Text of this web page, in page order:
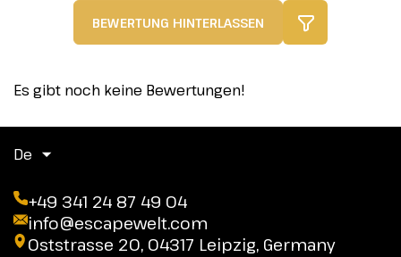
BEWERTUNG HINTERLASSEN
Es gibt noch keine Bewertungen!
De
+49 341 24 87 49 04
info@escapewelt.com
Oststrasse 20, 04317 Leipzig, Germany